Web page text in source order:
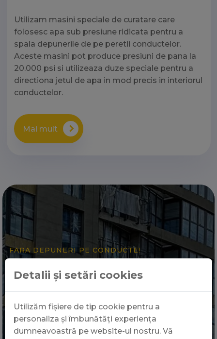
Utilizam masini speciale de curatare care
folosesc apa sub presiune ridicata pentru a
spala depunerile de pe peretii conductelor.
Aceste masini pot produce presiuni de pana la
20.000 psi si utilizeaza duze speciale pentru a
directiona jetul de apa in mod precis in interiorul
conductelor.
Mai mult
FARA DEPUNERI PE CONDUCTE!
Galati
Curatarea cu apa la presiune foarte inalta este o
solutie sigura si eficienta pentru indepartarea
depunerilor de pe pereții conductelor fara a
Detalii și setări cookies
Utilizăm fișiere de tip cookie pentru a
personaliza și îmbunătăți experiența
dumneavoastră pe website-ul nostru. Vă